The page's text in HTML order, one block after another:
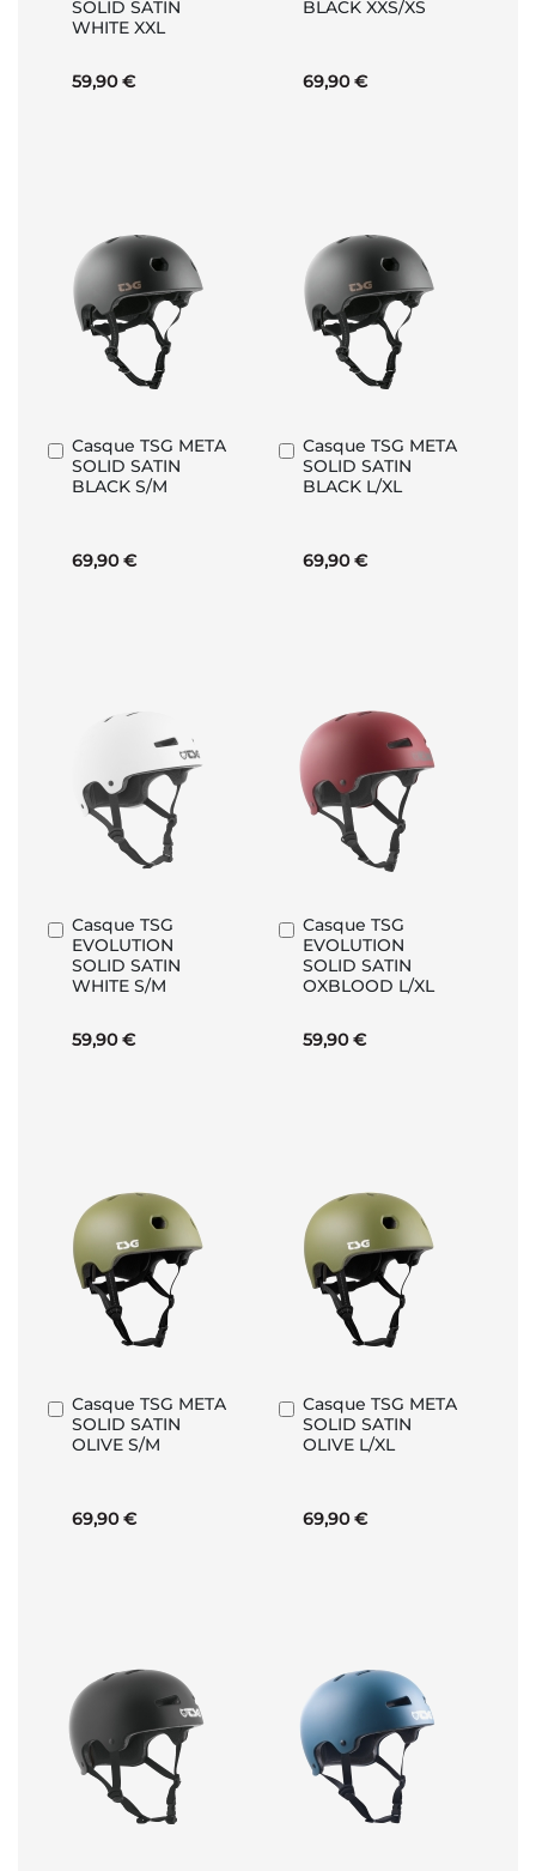
SOLID SATIN
WHITE XXL
59,90 €
panier
BLACK XXS/XS
69,90 €
panier
Casque TSG META
SOLID SATIN
BLACK S/M
69,90 €
Ajouter
au
panier
Casque TSG META
SOLID SATIN
BLACK L/XL
69,90 €
Ajouter
au
panier
Casque TSG
EVOLUTION
SOLID SATIN
WHITE S/M
59,90 €
Ajouter
au
panier
Casque TSG
EVOLUTION
SOLID SATIN
OXBLOOD L/XL
59,90 €
Ajouter
au
panier
Casque TSG META
SOLID SATIN
OLIVE S/M
69,90 €
Ajouter
au
panier
Casque TSG META
SOLID SATIN
OLIVE L/XL
69,90 €
Ajouter
au
panier